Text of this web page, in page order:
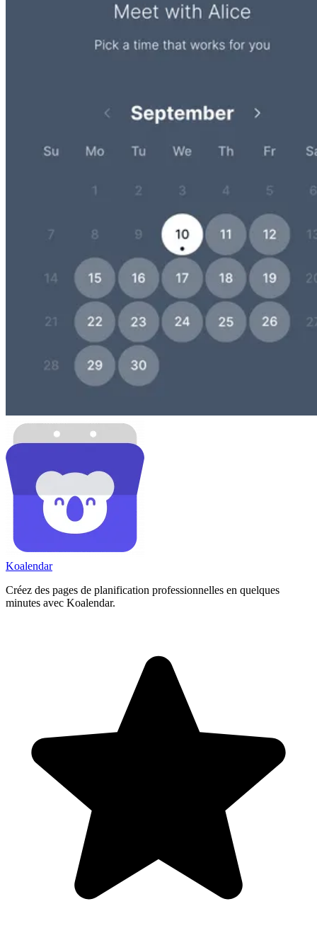
Koalendar
Créez des pages de planification professionnelles en quelques
minutes avec Koalendar.